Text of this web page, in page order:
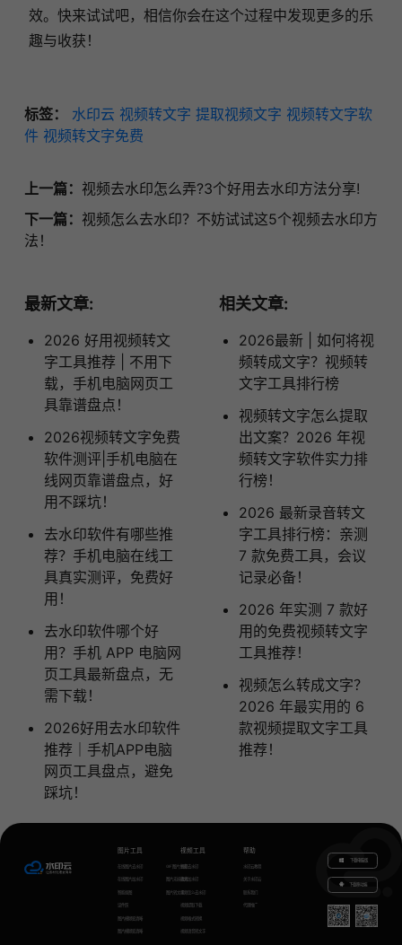
效。快来试试吧，相信你会在这个过程中发现更多的乐
趣与收获！
标签： 水印云 视频转文字 提取视频文字 视频转文字软
件 视频转文字免费
上一篇： 视频去水印怎么弄?3个好用去水印方法分享!
下一篇： 视频怎么去水印？不妨试试这5个视频去水印方
法！
最新文章:
2026 好用视频转文
字工具推荐 | 不用下
载，手机电脑网页工
具靠谱盘点！
2026视频转文字免费
软件测评|手机电脑在
线网页靠谱盘点，好
用不踩坑！
去水印软件有哪些推
荐？手机电脑在线工
具真实测评，免费好
用！
去水印软件哪个好
用？手机 APP 电脑网
页工具最新盘点，无
需下载！
2026好用去水印软件
推荐｜手机APP电脑
网页工具盘点，避免
踩坑！
相关文章:
2026最新 | 如何将视
频转成文字？视频转
文字工具排行榜
视频转文字怎么提取
出文案？2026 年视
频转文字软件实力排
行榜！
2026 最新录音转文
字工具排行榜：亲测
7 款免费工具，会议
记录必备！
2026 年实测 7 款好
用的免费视频转文字
工具推荐！
视频怎么转成文字？
2026 年最实用的 6
款视频提取文字工具
推荐！
图片工具
在线图片去水印
在线图片加水印
智能抠图
证件照
图片模糊变清晰
图片模糊变清晰
GIF图片生成
图片无损放大
图片转文字
视频工具
视频去水印
视频加水印
视频怎么去水印
视频提取下载
视频格式转换
视频语音转文字
帮助
水印云教程
关于水印云
联系我们
代理推广
下载电脑版
下载移动端